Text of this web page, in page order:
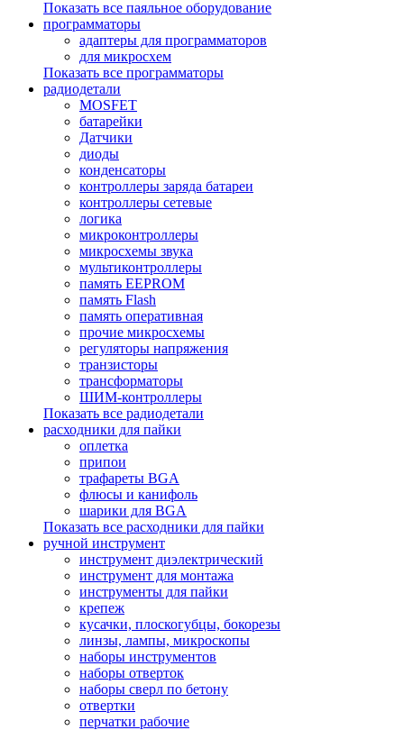
Показать все паяльное оборудование
программаторы
адаптеры для программаторов
для микросхем
Показать все программаторы
радиодетали
MOSFET
батарейки
Датчики
диоды
конденсаторы
контроллеры заряда батареи
контроллеры сетевые
логика
микроконтроллеры
микросхемы звука
мультиконтроллеры
память EEPROM
память Flash
память оперативная
прочие микросхемы
регуляторы напряжения
транзисторы
трансформаторы
ШИМ-контроллеры
Показать все радиодетали
расходники для пайки
оплетка
припои
трафареты BGA
флюсы и канифоль
шарики для BGA
Показать все расходники для пайки
ручной инструмент
инструмент диэлектрический
инструмент для монтажа
инструменты для пайки
крепеж
кусачки, плоскогубцы, бокорезы
линзы, лампы, микроскопы
наборы инструментов
наборы отверток
наборы сверл по бетону
отвертки
перчатки рабочие